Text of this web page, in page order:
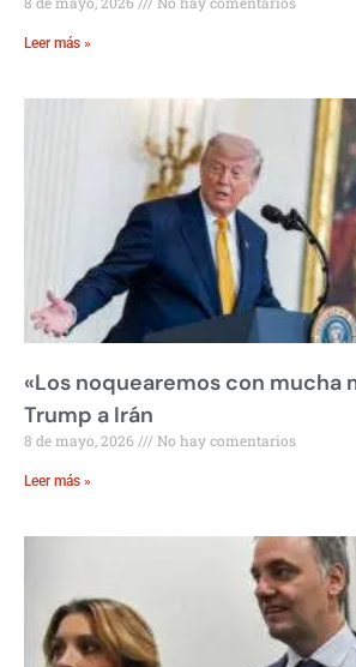
Leer más »
«Los noquearemos con mucha
Trump a Irán
8 de mayo, 2026 No hay comentarios
Leer más »